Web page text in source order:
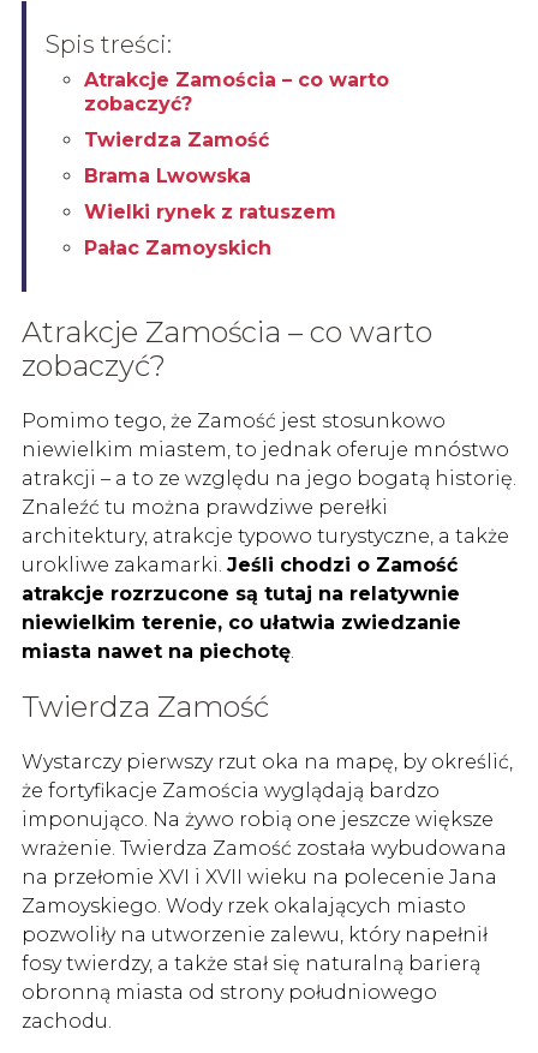
Spis treści:
Atrakcje Zamościa – co warto
zobaczyć?
Twierdza Zamość
Brama Lwowska
Wielki rynek z ratuszem
Pałac Zamoyskich
Atrakcje Zamościa – co warto
zobaczyć?
Pomimo tego, że Zamość jest stosunkowo
niewielkim miastem, to jednak oferuje mnóstwo
atrakcji – a to ze względu na jego bogatą historię.
Znaleźć tu można prawdziwe perełki
architektury, atrakcje typowo turystyczne, a także
urokliwe zakamarki. Jeśli chodzi o Zamość
atrakcje rozrzucone są tutaj na relatywnie
niewielkim terenie, co ułatwia zwiedzanie
miasta nawet na piechotę.
Twierdza Zamość
Wystarczy pierwszy rzut oka na mapę, by określić,
że fortyfikacje Zamościa wyglądają bardzo
imponująco. Na żywo robią one jeszcze większe
wrażenie. Twierdza Zamość została wybudowana
na przełomie XVI i XVII wieku na polecenie Jana
Zamoyskiego. Wody rzek okalających miasto
pozwoliły na utworzenie zalewu, który napełnił
fosy twierdzy, a także stał się naturalną barierą
obronną miasta od strony południowego
zachodu.